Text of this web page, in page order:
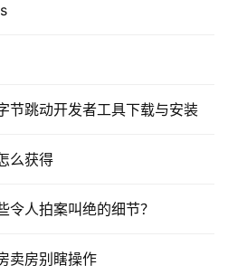
节跳动开发者工具下载与安装
么获得
令人拍案叫绝的细节？
卖房别瞎操作